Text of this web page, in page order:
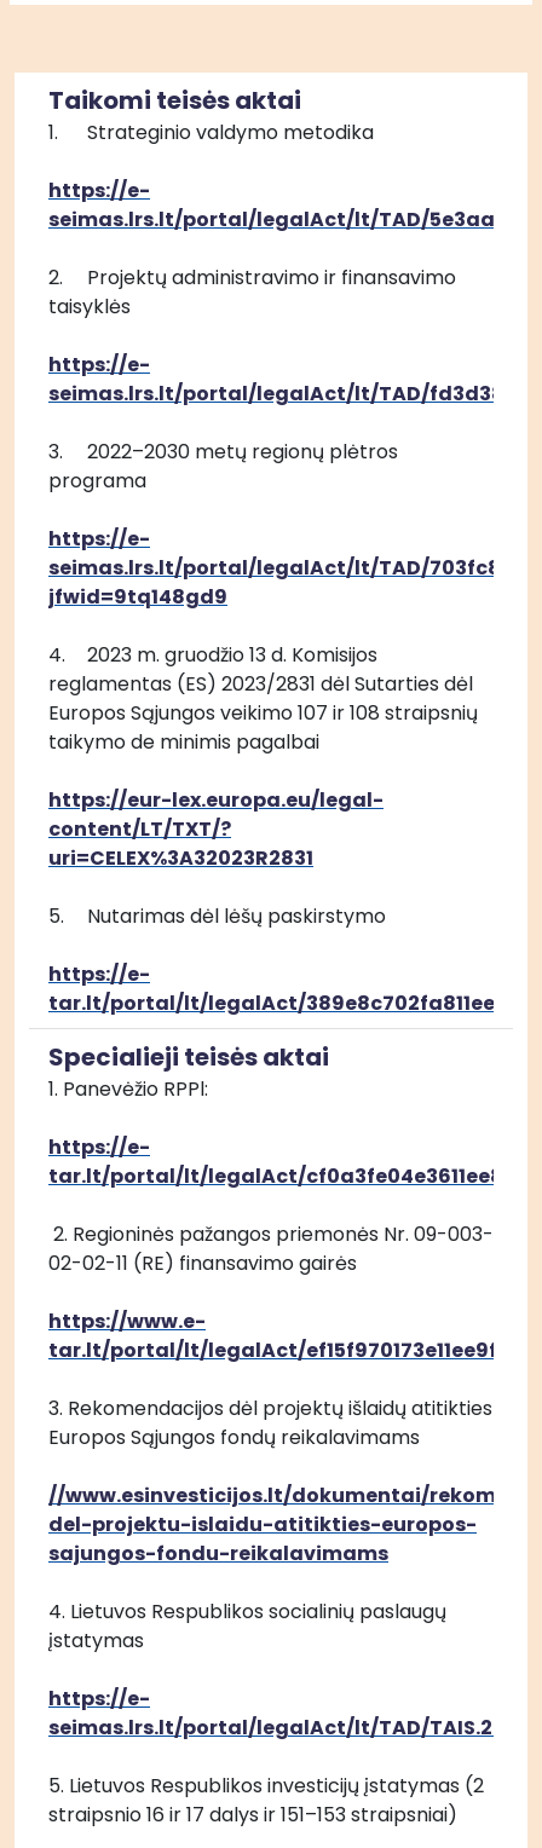
Taikomi teisės aktai
1.	Strateginio valdymo metodika
https://e-
seimas.lrs.lt/portal/legalAct/lt/TAD/
2.	Projektų administravimo ir finansavimo
taisyklės
https://e-
seimas.lrs.lt/portal/legalAct/lt/TAD/
3.	2022–2030 metų regionų plėtros
programa
https://e-
seimas.lrs.lt/portal/legalAct/lt/TAD/
jfwid=9tq148gd9
4.	2023 m. gruodžio 13 d. Komisijos
reglamentas (ES) 2023/2831 dėl Sutarties dėl
Europos Sąjungos veikimo 107 ir 108 straipsnių
taikymo de minimis pagalbai
https://eur-lex.europa.eu/legal-
content/LT/TXT/?
uri=CELEX%3A32023R2831
5.	Nutarimas dėl lėšų paskirstymo
https://e-
tar.lt/portal/lt/legalAct/
Specialieji teisės aktai
1. Panevėžio RPPl:
https://e-
tar.lt/portal/lt/legalAct/
02-02-11 (RE) finansavimo gairės
https://www.e-
tar.lt/portal/lt/legalAct/
3. Rekomendacijos dėl projektų išlaidų atitikties
Europos Sąjungos fondų reikalavimams
//www.esinvesticijos.lt/dokumentai/
del-projektu-islaidu-atitikties-europos-
sajungos-fondu-reikalavimams
4. Lietuvos Respublikos socialinių paslaugų
įstatymas
https://e-
seimas.lrs.lt/portal/legalAct/lt/TAD/
5. Lietuvos Respublikos investicijų įstatymas (2
straipsnio 16 ir 17 dalys ir 151–153 straipsniai)